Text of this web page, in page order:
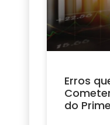
Erros
do